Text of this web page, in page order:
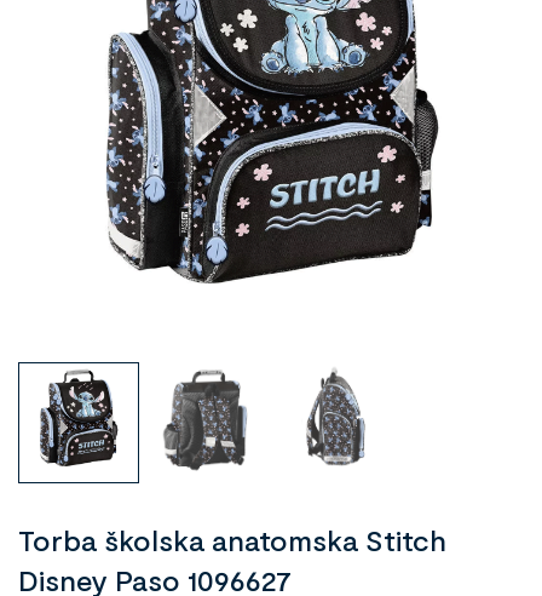
Torba školska anatomska Stitch
Disney Paso 1096627